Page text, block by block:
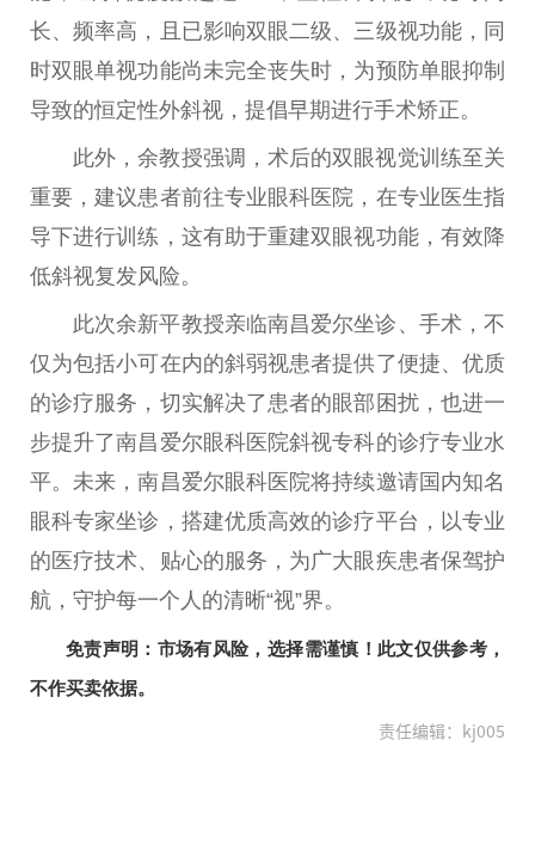
长、频率高，且已影响双眼二级、三级视功能，同
时双眼单视功能尚未完全丧失时，为预防单眼抑制
导致的恒定性外斜视，提倡早期进行手术矫正。
此外，余教授强调，术后的双眼视觉训练至关
重要，建议患者前往专业眼科医院，在专业医生指
导下进行训练，这有助于重建双眼视功能，有效降
低斜视复发风险。
此次余新平教授亲临南昌爱尔坐诊、手术，不
仅为包括小可在内的斜弱视患者提供了便捷、优质
的诊疗服务，切实解决了患者的眼部困扰，也进一
步提升了南昌爱尔眼科医院斜视专科的诊疗专业水
平。未来，南昌爱尔眼科医院将持续邀请国内知名
眼科专家坐诊，搭建优质高效的诊疗平台，以专业
的医疗技术、贴心的服务，为广大眼疾患者保驾护
航，守护每一个人的清晰“视”界。
免责声明：市场有风险，选择需谨慎！此文仅供参考，
不作买卖依据。
责任编辑：kj005